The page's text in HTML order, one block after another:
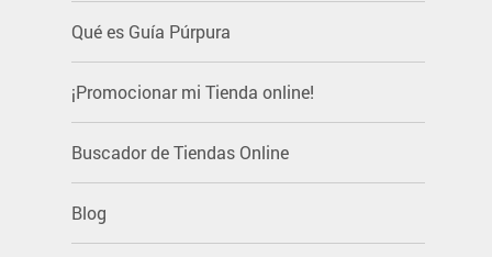
Qué es Guía Púrpura
¡Promocionar mi Tienda online!
Buscador de Tiendas Online
Blog